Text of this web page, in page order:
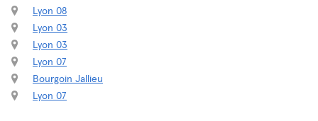
Lyon 08
Lyon 03
Lyon 03
Lyon 07
Bourgoin Jallieu
Lyon 07